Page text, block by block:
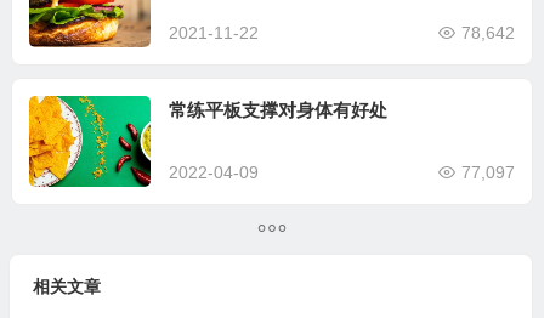
2021-11-22 78,642
常练平板支撑对身体有好处
2022-04-09 77,097
相关文章